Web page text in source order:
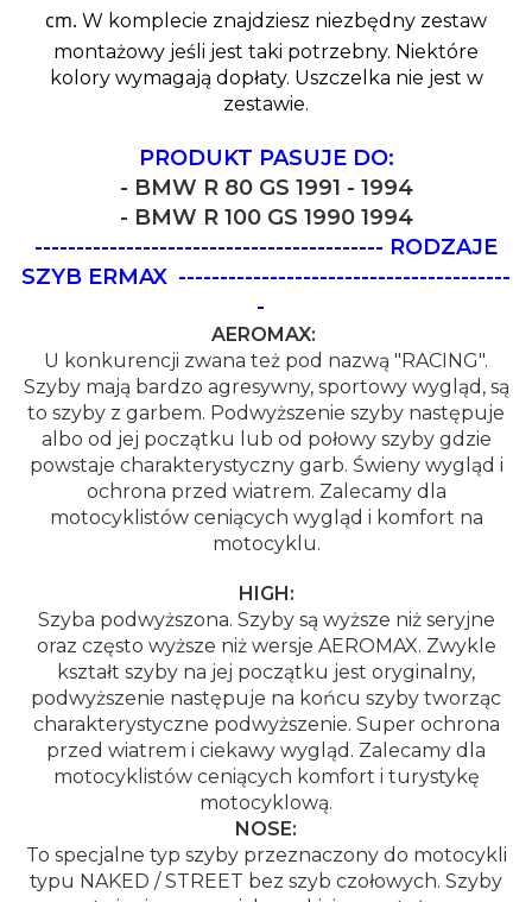
cm. W komplecie znajdziesz niezbędny zestaw
montażowy jeśli jest taki potrzebny. Niektóre
kolory wymagają dopłaty. Uszczelka nie jest w
zestawie.
PRODUKT PASUJE DO:
- BMW R 80 GS 1991 - 1994
- BMW R 100 GS 1990 1994
------------------------------------------ RODZAJE
SZYB ERMAX ----------------------------------------
-
AEROMAX:
U konkurencji zwana też pod nazwą "RACING".
Szyby mają bardzo agresywny, sportowy wygląd, są
to szyby z garbem. Podwyższenie szyby następuje
albo od jej początku lub od połowy szyby gdzie
powstaje charakterystyczny garb. Świeny wygląd i
ochrona przed wiatrem. Zalecamy dla
motocyklistów ceniących wygląd i komfort na
motocyklu.
HIGH:
Szyba podwyższona. Szyby są wyższe niż seryjne
oraz często wyższe niż wersje AEROMAX. Zwykle
kształt szyby na jej początku jest oryginalny,
podwyższenie następuje na końcu szyby tworząc
charakterystyczne podwyższenie. Super ochrona
przed wiatrem i ciekawy wygląd. Zalecamy dla
motocyklistów ceniących komfort i turystykę
motocyklową.
NOSE:
To specjalne typ szyby przeznaczony do motocykli
typu NAKED / STREET bez szyb czołowych. Szyby